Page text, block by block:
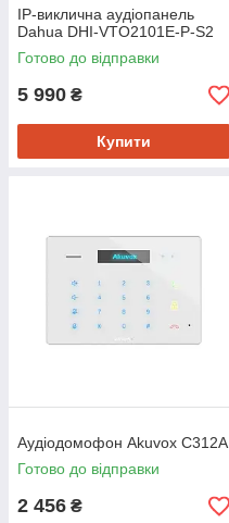
IP-виклична аудіопанель
Dahua DHI-VTO2101E-P-S2
Готово до відправки
5 990 ₴
Купити
Аудіодомофон Akuvox C312A
Готово до відправки
2 456 ₴